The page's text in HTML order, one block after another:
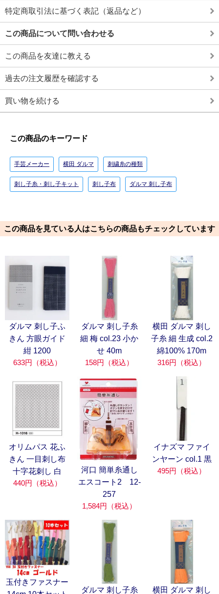
特定商取引法に基づく表記（返品など）
この商品について問い合わせる
この商品を友達に教える
過去の注文履歴を確認する
買い物を続ける
この商品のキーワード
手芸メーカー 横田 ダルマ 刺繍糸の種類
刺し子糸・刺し子キット 刺し子布 ダルマ 刺し子布
この商品を見ている人はこちらの商品もチェックしています
ダルマ 刺し子ふ
きん 方眼ガイド
紺 1200
633円（税込）
ダルマ 刺し子糸
細 梅 col.23 小か
せ 40m
158円（税込）
横田 ダルマ 刺し
子糸 細 生成 col.2
綿100% 170m
316円（税込）
オリムパス 花ふ
きん 一目刺し布
十字花刺し 白
440円（税込）
河口 簡単糸通し
エスコート2 12-
257
1,584円（税込）
イナズマ ファイ
ンヤーン col.1 黒
495円（税込）
玉付きファスナー
ダルマ 刺し子糸 横田 ダルマ 刺し